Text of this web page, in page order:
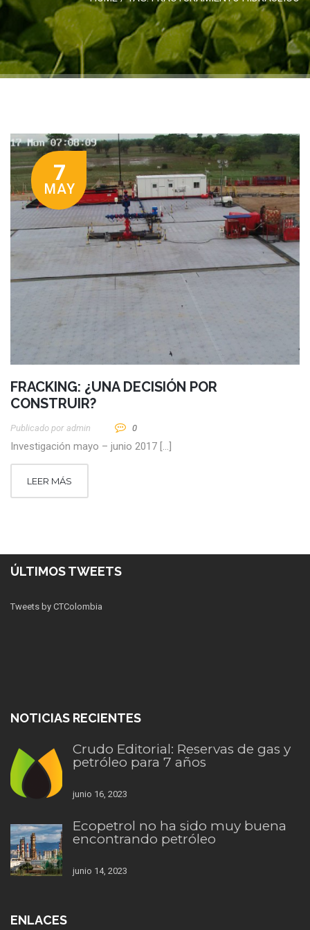
7
MAY
FRACKING: ¿UNA DECISIÓN POR
CONSTRUIR?
Publicado por Admin 0
Investigación mayo – junio 2017 […]
LEER MÁS
ÚLTIMOS TWEETS
Tweets by CTColombia
NOTICIAS RECIENTES
Crudo Editorial: Reservas de gas y
petróleo para 7 años
junio 16, 2023
Ecopetrol no ha sido muy buena
encontrando petróleo
junio 14, 2023
ENLACES